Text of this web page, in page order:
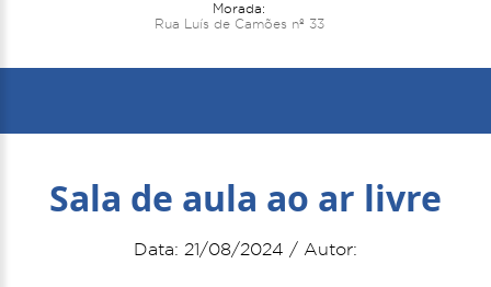
Morada:
Rua Luís de Camões nº 33
Sala de aula ao ar livre
Data: 21/08/2024 / Autor: